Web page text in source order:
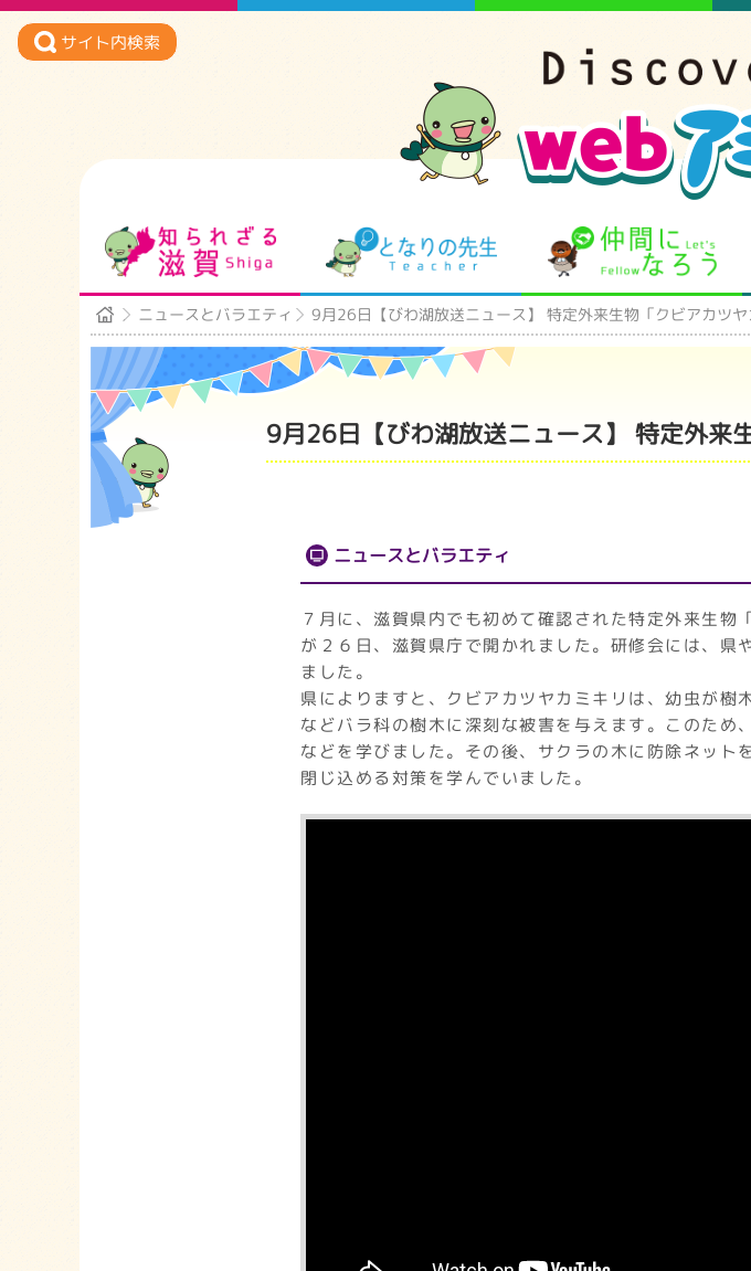
サイト内検索
知られざる滋賀 となりの先生 仲
ニュースとバラエティ 9月26日【びわ湖放送ニュース】 特定外来生物「クビアカツ
9月26日【びわ湖放送ニュース】 特定外来
ニュースとバラエティ
７月に、滋賀県内でも初めて確認された特定外来生
が２６日、滋賀県庁で開かれました。研修会には、
ました。
県によりますと、クビアカツヤカミキリは、幼虫が
などバラ科の樹木に深刻な被害を与えます。このた
などを学びました。その後、サクラの木に防除ネッ
閉じ込める対策を学んでいました。